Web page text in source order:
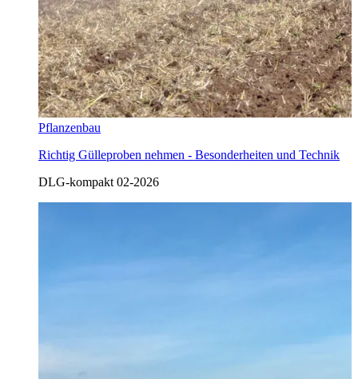
Pflanzenbau
Richtig Gülleproben nehmen - Besonderheiten und Technik
DLG-kompakt 02-2026